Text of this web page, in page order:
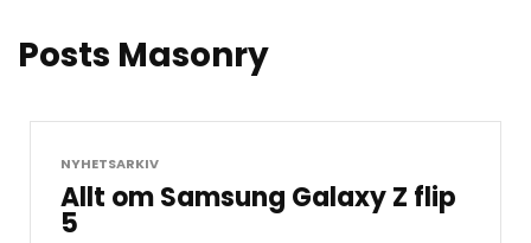
Posts Masonry
NYHETSARKIV
Allt om Samsung Galaxy Z flip
5